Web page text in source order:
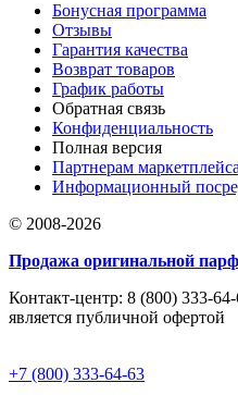
Бонусная программа
Отзывы
Гарантия качества
Возврат товаров
График работы
Обратная связь
Конфиденциальность
Полная версия
Партнерам маркетплейса
Информационный
© 2008-2026
Продажа оригинальной
Контакт-центр: 8 (800) 333-
является публичной офертой
+7 (800) 333-64-63